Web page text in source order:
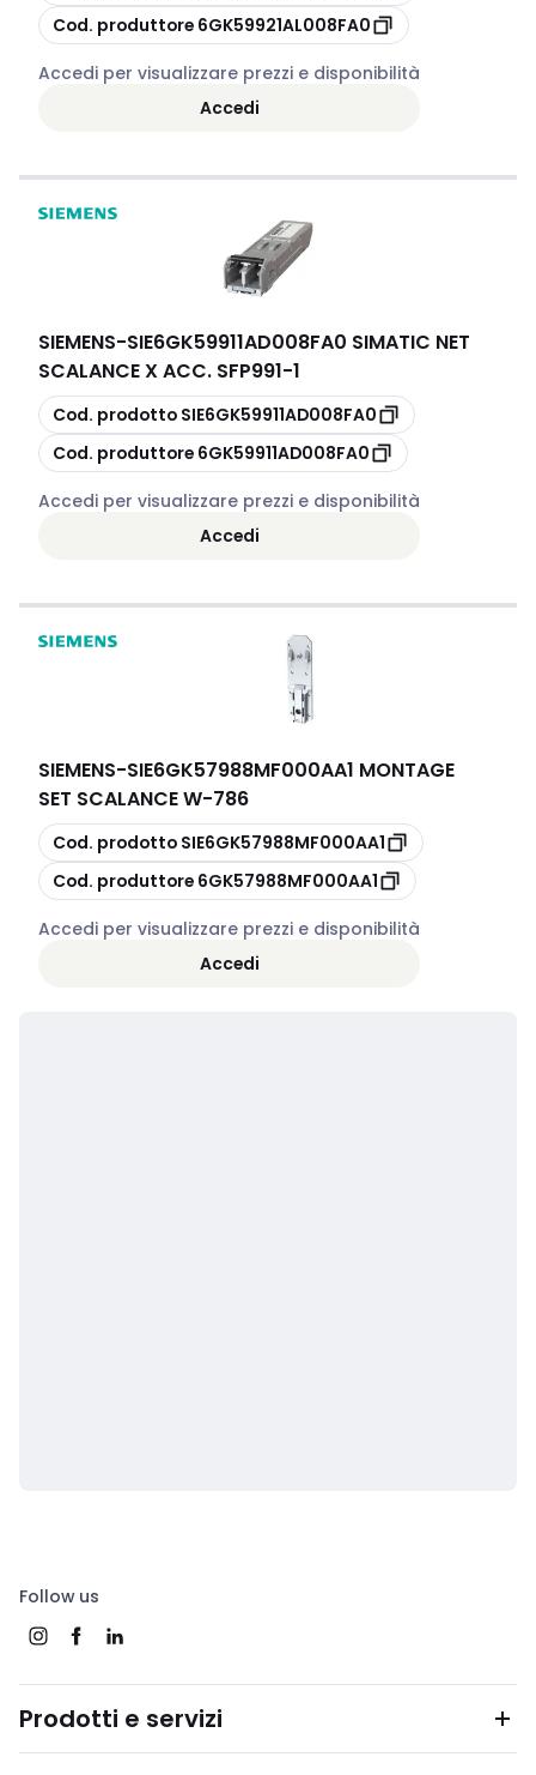
copia
Cod. produttore 6GK59921AL008FA0
Accedi per visualizzare prezzi e disponibilità
Accedi
SIEMENS-SIE6GK59911AD008FA0 SIMATIC NET
SCALANCE X ACC. SFP991-1
copia
Cod. prodotto SIE6GK59911AD008FA0
copia
Cod. produttore 6GK59911AD008FA0
Accedi per visualizzare prezzi e disponibilità
Accedi
SIEMENS-SIE6GK57988MF000AA1 MONTAGE
SET SCALANCE W-786
copia
Cod. prodotto SIE6GK57988MF000AA1
copia
Cod. produttore 6GK57988MF000AA1
Accedi per visualizzare prezzi e disponibilità
Accedi
Follow us
Prodotti e servizi